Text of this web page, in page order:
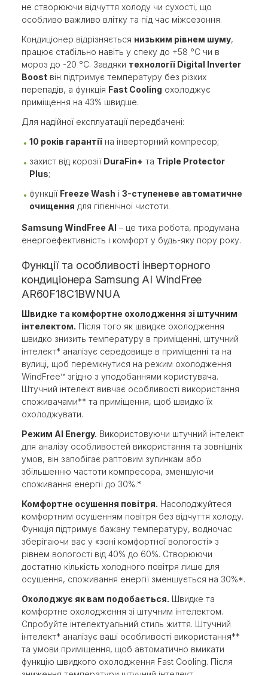
не створюючи відчуття холоду чи сухості, що
особливо важливо влітку та під час міжсезоння.
Кондиціонер відрізняється низьким рівнем шуму,
працює стабільно навіть у спеку до +58 °C чи в
мороз до -20 °C. Завдяки технології Digital Inverter
Boost він підтримує температуру без різких
перепадів, а функція Fast Cooling охолоджує
приміщення на 43% швидше.
Для надійної експлуатації передбачені:
10 років гарантії на інверторний компресор;
захист від корозії DuraFin+ та Triple Protector
Plus;
функції Freeze Wash і 3-ступеневе автоматичне
очищення для гігієнічної чистоти.
Samsung WindFree AI – це тиха робота, продумана
енергоефективність і комфорт у будь-яку пору року.
Функції та особливості інверторного
кондиціонера Samsung AI WindFree
AR60F18C1BWNUA
Швидке та комфортне охолодження зі штучним
інтелектом. Після того як швидке охолодження
швидко знизить температуру в приміщенні, штучний
інтелект* аналізує середовище в приміщенні та на
вулиці, щоб перемкнутися на режим охолодження
WindFree™ згідно з уподобаннями користувача.
Штучний інтелект вивчає особливості використання
споживачами** та приміщення, щоб швидко їх
охолоджувати.
Режим AI Energy. Використовуючи штучний інтелект
для аналізу особливостей використання та зовнішніх
умов, він запобігає раптовим зупинкам або
збільшенню частоти компресора, зменшуючи
споживання енергії до 30%.*
Комфортне осушення повітря. Насолоджуйтеся
комфортним осушенням повітря без відчуття холоду.
Функція підтримує бажану температуру, водночас
зберігаючи вас у «зоні комфортної вологості» з
рівнем вологості від 40% до 60%. Створюючи
достатню кількість холодного повітря лише для
осушення, споживання енергії зменшується на 30%*.
Охолоджує як вам подобається. Швидке та
комфортне охолодження зі штучним інтелектом.
Спробуйте інтелектуальний стиль життя. Штучний
інтелект* аналізує ваші особливості використання**
та умови приміщення, щоб автоматично вмикати
функцію швидкого охолодження Fast Cooling. Після